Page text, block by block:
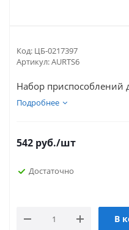
Код: ЦБ-0217397
Артикул:AURTS6
Набор приспособлений
Подробнее
542 руб./шт
Достаточно
В